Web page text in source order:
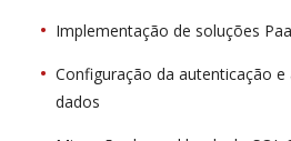
Implementação de soluções
Configuração da autenticação
dados